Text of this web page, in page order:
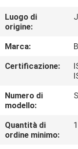
GIRO
DELLA
FABBRICA
DI
QUALITÀ
Luogo di
origine:
Marca:
Certificazione:
Numero di
modello:
Quantità di
ordine minimo: